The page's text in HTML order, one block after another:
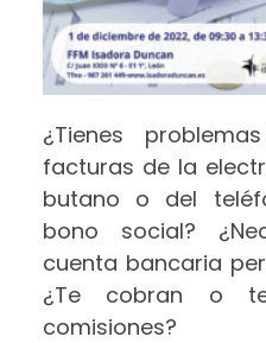
¿Tienes
facturas de la
butano o del
bono social?
cuenta bancaria
¿Te cobran o
comisiones?